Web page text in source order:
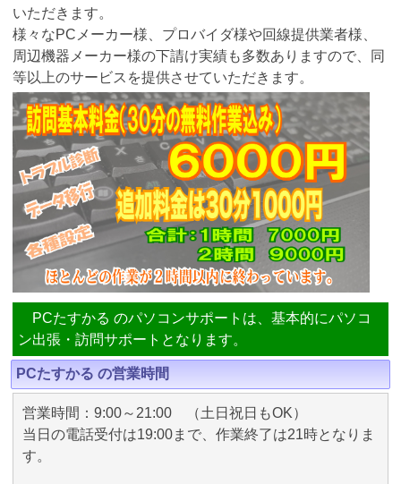
いただきます。
様々なPCメーカー様、プロバイダ様や回線提供業者様、
周辺機器メーカー様の下請け実績も多数ありますので、同
等以上のサービスを提供させていただきます。
PCたすかる のパソコンサポートは、基本的にパソコ
ン出張・訪問サポートとなります。
PCたすかる の営業時間
営業時間：9:00～21:00 （土日祝日もOK）
当日の電話受付は19:00まで、作業終了は21時となりま
す。